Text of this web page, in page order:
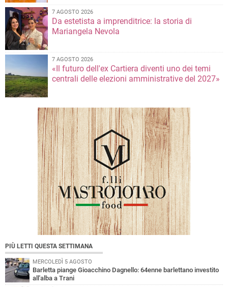
7 AGOSTO 2026
Da estetista a imprenditrice: la storia di
Mariangela Nevola
7 AGOSTO 2026
«Il futuro dell'ex Cartiera diventi uno dei temi
centrali delle elezioni amministrative del 2027»
PIÙ LETTI QUESTA SETTIMANA
MERCOLEDÌ 5 AGOSTO
Barletta piange Gioacchino Dagnello: 64enne barlettano investito
all'alba a Trani